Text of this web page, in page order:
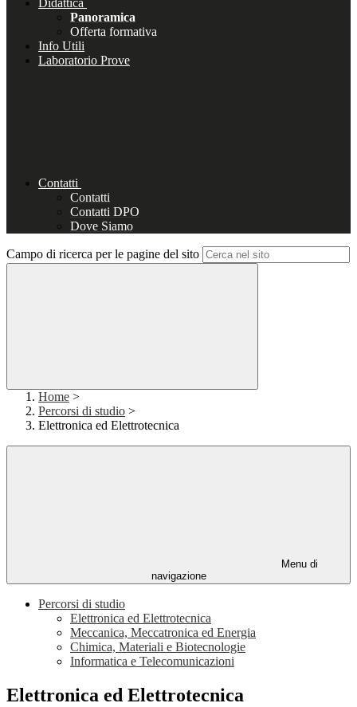
Didattica
Panoramica
Offerta formativa
Info Utili
Laboratorio Prove
Contatti
Contatti
Contatti DPO
Dove Siamo
Campo di ricerca per le pagine del sito
Home >
Percorsi di studio >
Elettronica ed Elettrotecnica
Menu di
navigazione
Percorsi di studio
Elettronica ed Elettrotecnica
Meccanica, Meccatronica ed Energia
Chimica, Materiali e Biotecnologie
Informatica e Telecomunicazioni
Elettronica ed Elettrotecnica